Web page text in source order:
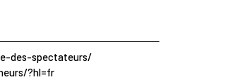
des-spectateurs/
?hl=fr